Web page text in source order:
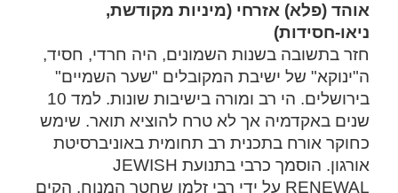
אוהד (פלא) אזרחי (מיניות מקודשת,
ניאו-חסידות)
חזר בתשובה בשנות השמונים, היה חרדי, חסיד,
ה"ינוקא" של ישיבת המקובלים "שער השמיים"
בירושלים. הי רב ומורה בישיבות שונות. למד 10
שנים באקדמיה אך לא טרח להוציא תואר. שימש
כחוקר אורח בתכנית רב תחומית באוניברסיטת
אורגון. הוסמך כרבי בתנועת JEWISH
RENEWAL על ידי רבי זלמן שחטר המנוח. הקים